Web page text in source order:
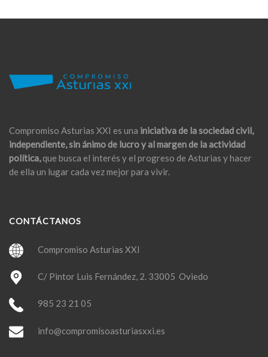
Compromiso Asturias XXI es una iniciativa de la sociedad civil,
independiente, sin ánimo de lucro y al margen de la actividad
política,que busca el interés y el progreso de Asturias y hacer
de ella un lugar cada vez mejor para vivir.
CONTÁCTANOS
Compromiso Asturias XXI
C/ Pintor Luis Fernández, 2. 33005 Oviedo
985 23 21 05
info@compromisoasturiasxxi.es